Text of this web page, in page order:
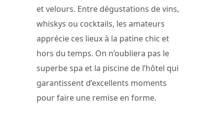
et velours. Entre dégustations de vins,
whiskys ou cocktails, les amateurs
apprécie ces lieux à la patine chic et
hors du temps. On n’oubliera pas le
superbe spa et la piscine de l’hôtel qui
garantissent d’excellents moments
pour faire une remise en forme.